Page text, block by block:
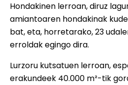
Hondakinen lerroan, diruz
amiantoaren hondakinak
bat, eta, horretarako, 23
erroldak egingo dira.
Lurzoru kutsatuen lerroan,
erakundeek 40.000 m²-tik